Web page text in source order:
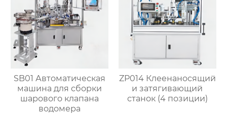
SB01 Автоматическая
машина для сборки
шарового клапана
водомера
ZP014 Клеенаносящий
и затягивающий
станок (4 позиции)